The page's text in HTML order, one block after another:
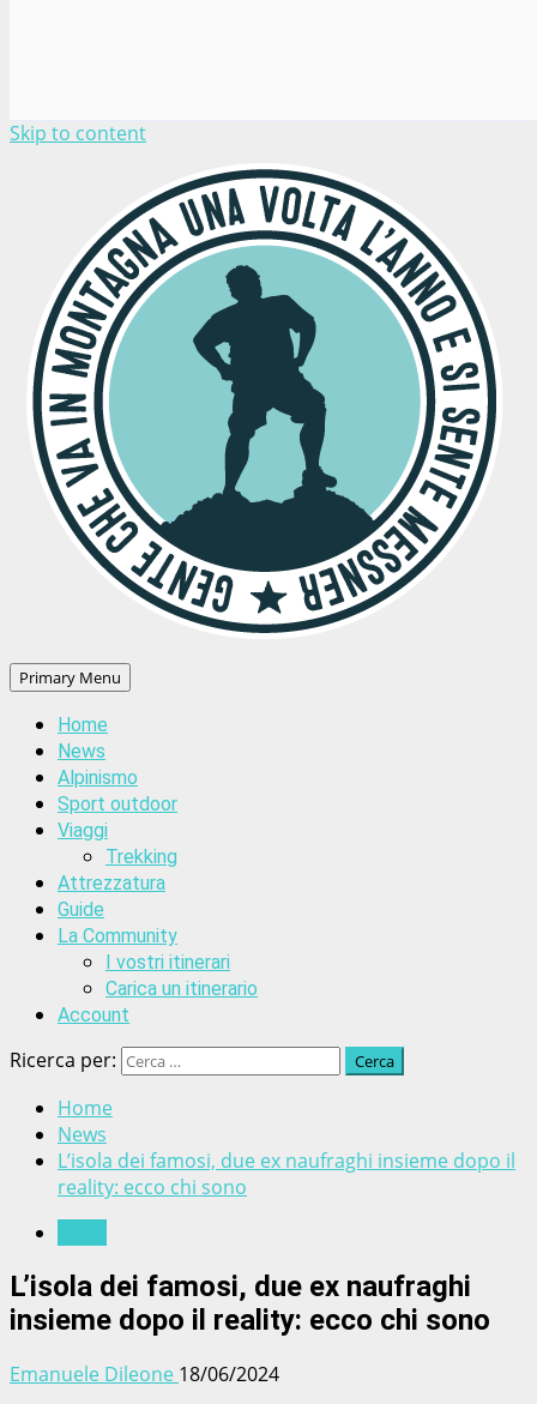
Skip to content
Primary Menu
Home
News
Alpinismo
Sport outdoor
Viaggi
Trekking
Attrezzatura
Guide
La Community
I vostri itinerari
Carica un itinerario
Account
Ricerca per:
Home
News
L’isola dei famosi, due ex naufraghi insieme dopo il
reality: ecco chi sono
L’isola dei famosi, due ex naufraghi
insieme dopo il reality: ecco chi sono
Emanuele Dileone 18/06/2024